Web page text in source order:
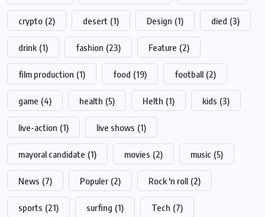
crypto (2) desert (1) Design (1) died (3)
drink (1) fashion (23) Feature (2)
film production (1) food (19) football (2)
game (4) health (5) Helth (1) kids (3)
live-action (1) live shows (1)
mayoral candidate (1) movies (2) music (5)
News (7) Populer (2) Rock 'n roll (2)
sports (21) surfing (1) Tech (7)